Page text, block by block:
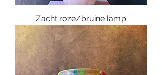
Zacht roze/bruine lamp